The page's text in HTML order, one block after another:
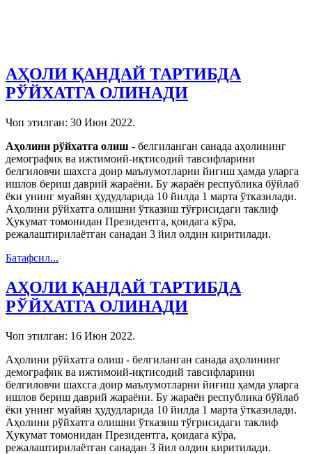
АҲОЛИ ҚАНДАЙ ТАРТИБДА
РЎЙХАТГА ОЛИНАДИ
Чоп этилган: 30 Июн 2022.
Аҳолини рўйхатга олиш - белгиланган санада аҳолининг
демографик ва ижтимоий-иқтисодий тавсифларини
белгиловчи шахсга доир маълумотларни йиғиш ҳамда уларга
ишлов бериш даврий жараёни. Бу жараён республика бўйлаб
ёки унинг муайян ҳудудларида 10 йилда 1 марта ўтказилади.
Аҳолини рўйхатга олишни ўтказиш тўғрисидаги таклиф
Ҳукумат томонидан Президентга, қоидага кўра,
режалаштирилаётган санадан 3 йил олдин киритилади.
Батафсил...
АҲОЛИ ҚАНДАЙ ТАРТИБДА
РЎЙХАТГА ОЛИНАДИ
Чоп этилган: 16 Июн 2022.
Аҳолини рўйхатга олиш - белгиланган санада аҳолининг
демографик ва ижтимоий-иқтисодий тавсифларини
белгиловчи шахсга доир маълумотларни йиғиш ҳамда уларга
ишлов бериш даврий жараёни. Бу жараён республика бўйлаб
ёки унинг муайян ҳудудларида 10 йилда 1 марта ўтказилади.
Аҳолини рўйхатга олишни ўтказиш тўғрисидаги таклиф
Ҳукумат томонидан Президентга, қоидага кўра,
режалаштирилаётган санадан 3 йил олдин киритилади.